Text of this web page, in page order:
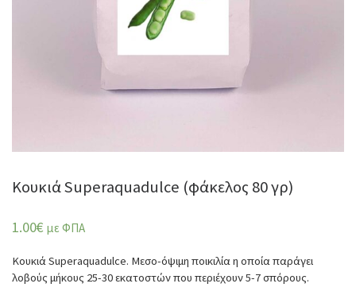
Κουκιά Superaquadulce (φάκελος 80 γρ)
1.00€ με ΦΠΑ
Κουκιά Superaquadulce. Μεσο-όψιμη ποικιλία η οποία παράγει
λοβούς μήκους 25-30 εκατοστών που περιέχουν 5-7 σπόρους.